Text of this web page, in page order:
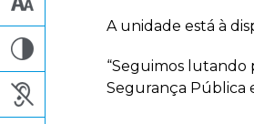
A unidade está à
“Seguimos lutando
Segurança Pública